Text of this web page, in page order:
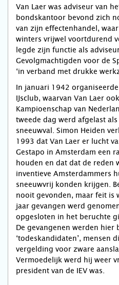
Van Laer was adviseur van
bondskantoor bevond zich
van zijn effectenhandel, waar
winters vrijwel voortdurend
legde zijn functie als
Gevolgmachtigden voor de
‘in verband met drukke
In januari 1942
IJsclub, waarvan Van Laer
Kampioenschap van
tweede dag werd afgelast
sneeuwval. Simon Heiden
1993 dat Van Laer er lucht
Gestapo in Amsterdam een
houden en dat dat de reden
inventieve Amsterdammers
sneeuwvrij konden krijgen.
nooit gevonden, maar feit is
jaar gevangen werd
opgesloten in het beruchte
De gevangenen werden hier
‘todeskandidaten’, mensen
vergelding voor zware
Vermoedelijk werd hij weer
president van de IEV was.